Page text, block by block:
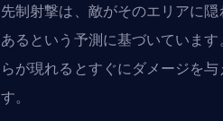
先制射撃は、敵がそのエリアに
あるという予測に基づいていま
らが現れるとすぐにダメージを
す。